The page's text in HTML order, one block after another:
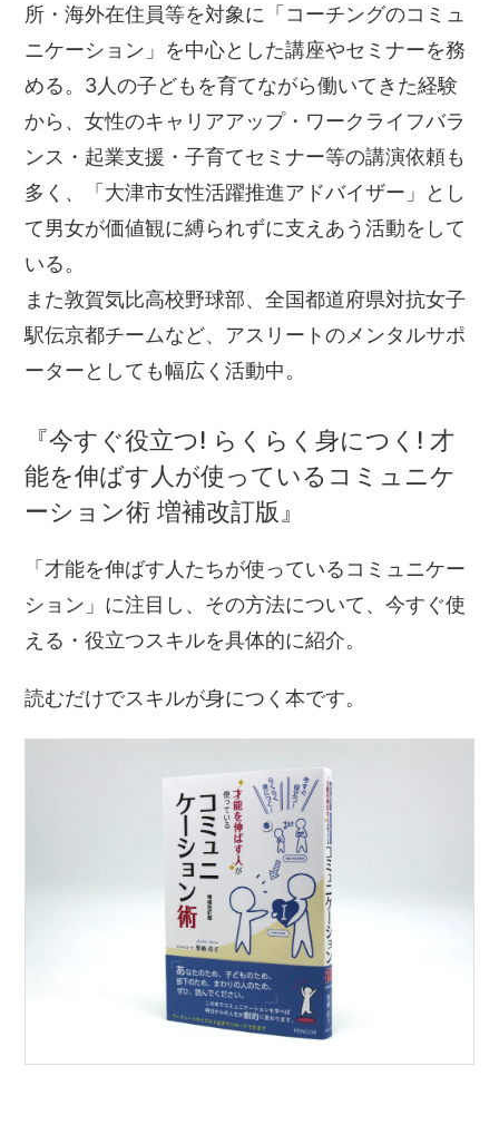
所・海外在住員等を対象に「コーチングのコミュ
ニケーション」を中心とした講座やセミナーを務
める。3人の子どもを育てながら働いてきた経験
から、女性のキャリアアップ・ワークライフバラ
ンス・起業支援・子育てセミナー等の講演依頼も
多く、「大津市女性活躍推進アドバイザー」とし
て男女が価値観に縛られずに支えあう活動をして
いる。
また敦賀気比高校野球部、全国都道府県対抗女子
駅伝京都チームなど、アスリートのメンタルサポ
ーターとしても幅広く活動中。
『今すぐ役立つ! らくらく身につく! 才
能を伸ばす人が使っているコミュニケ
ーション術 増補改訂版』
「才能を伸ばす人たちが使っているコミュニケー
ション」に注目し、その方法について、今すぐ使
える・役立つスキルを具体的に紹介。
読むだけでスキルが身につく本です。